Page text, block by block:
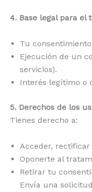
4. Base legal para el
Tu
Ejecución de un
servicios).
Interés legítimo o
5. Derechos de los
Tienes derecho a:
Acceder,
Oponerte al
Retirar tu
Envía una